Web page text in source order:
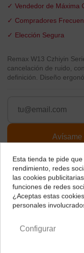
✓ Vendedor de Máxima
✓ Compradores
✓ Elección Segura
Remax W13 Czhiyin
cancelación de ruido,
definición. Diseño
Descripción
EAN 6954851234333
Los auriculares Remax
inalámbrico y la
sumergirte en un
¿Dónde
Selecciona tu
Esta tienda te pide
rendimiento, redes
las cookies
funciones de redes
¿Aceptas estas
personales
Configurar